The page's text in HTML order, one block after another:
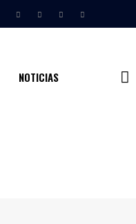
NOTICIAS